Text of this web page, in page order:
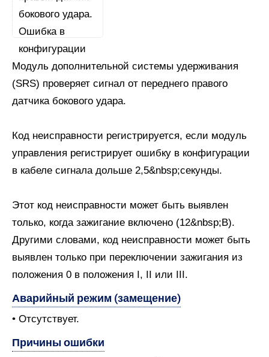
Модуль дополнительной системы удерживания
(SRS) проверяет сигнал от переднего правого
датчика бокового удара.
Код неисправности регистрируется, если модуль
управления регистрирует ошибку в конфигурации
в кабеле сигнала дольше 2,5&nbsp;секунды.
Этот код неисправности может быть выявлен
только, когда зажигание включено (12&nbsp;В).
Другими словами, код неисправности может быть
выявлен только при переключении зажигания из
положения 0 в положения I, II или III.
Аварийный режим (замещение)
• Отсутствует.
Причины ошибки